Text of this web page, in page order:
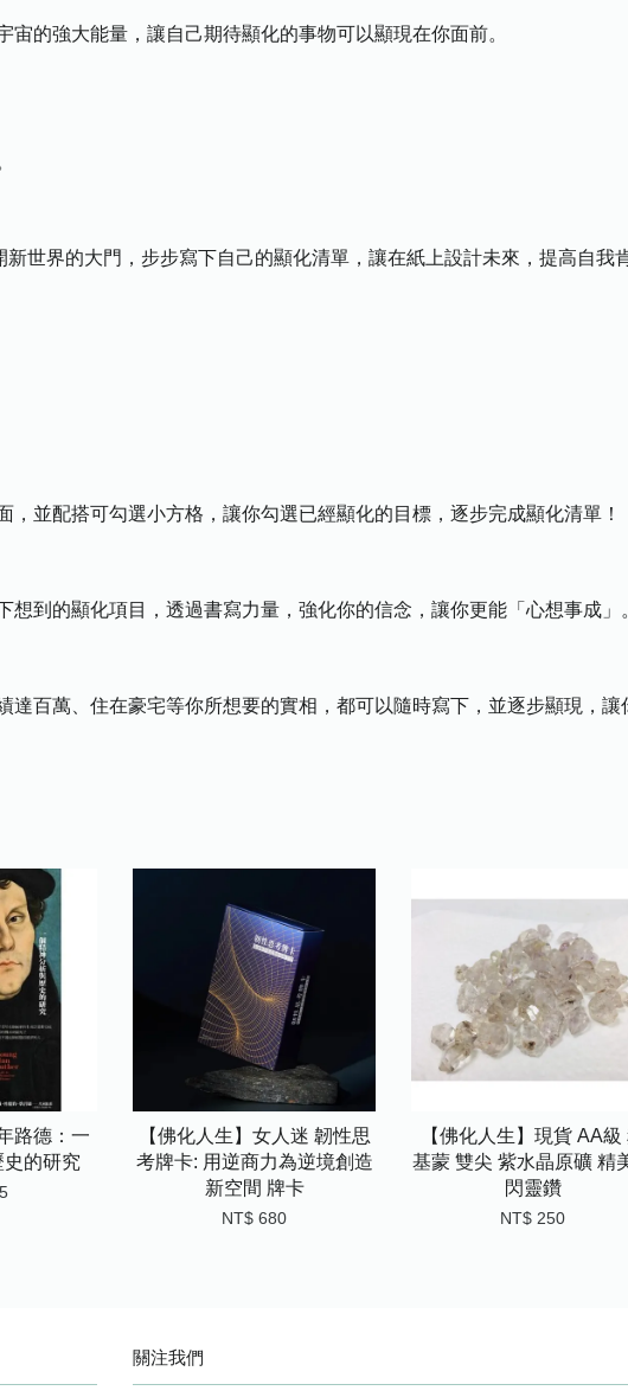
的強大能量，讓自己期待顯化的事物可以顯現在你面前。
世界的大門，步步寫下自己的顯化清單，讓在紙上設計未來，提高自我
並配搭可勾選小方格，讓你勾選已經顯化的目標，逐步完成顯化清單！
到的顯化項目，透過書寫力量，強化你的信念，讓你更能「心想事成」
百萬、住在豪宅等你所想要的實相，都可以隨時寫下，並逐步顯現，讓
路德：一
的研究
【佛化人生】女人迷 韌性思
考牌卡: 用逆商力為逆境創造
新空間 牌卡
NT$ 680
【佛化人生】現貨 AA級
基蒙 雙尖 紫水晶原礦 精
閃靈鑽
NT$ 250
關注我們